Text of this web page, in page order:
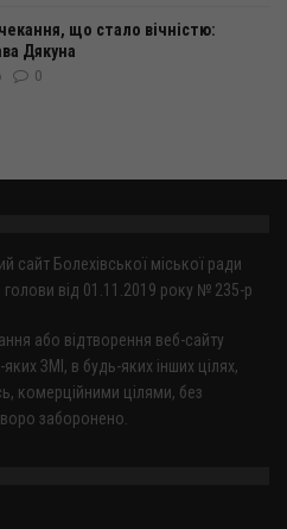
що стало вічністю:
Дякуна
0
сайт Болехівської міської ради
від 01.11.2019 року № 235-р
або відтворення веб-сайту
ЗМІ, в будь-яких інших цілях,
комерційними цілями, без
заборонено.